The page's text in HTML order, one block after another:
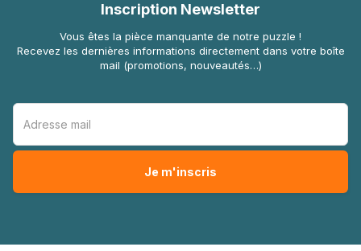
Inscription Newsletter
Vous êtes la pièce manquante de notre puzzle !
Recevez les dernières informations directement dans votre boîte
mail (promotions, nouveautés…)